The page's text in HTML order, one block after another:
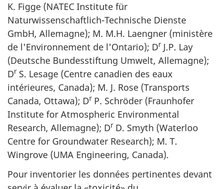
K. Figge (NATEC Institute für
Naturwissenschaftlich-Technische Dienste
GmbH, Allemagne); M. M.H. Laengner (ministère
de l'Environnement de l'Ontario); Dr J.P. Lay
(Deutsche Bundesstiftung Umwelt, Allemagne);
Dr S. Lesage (Centre canadien des eaux
intérieures, Canada); M. J. Rose (Transports
Canada, Ottawa); Dr P. Schröder (Fraunhofer
Institute for Atmospheric Environmental
Research, Allemagne); Dr D. Smyth (Waterloo
Centre for Groundwater Research); M. T.
Wingrove (UMA Engineering, Canada).
Pour inventorier les données pertinentes devant